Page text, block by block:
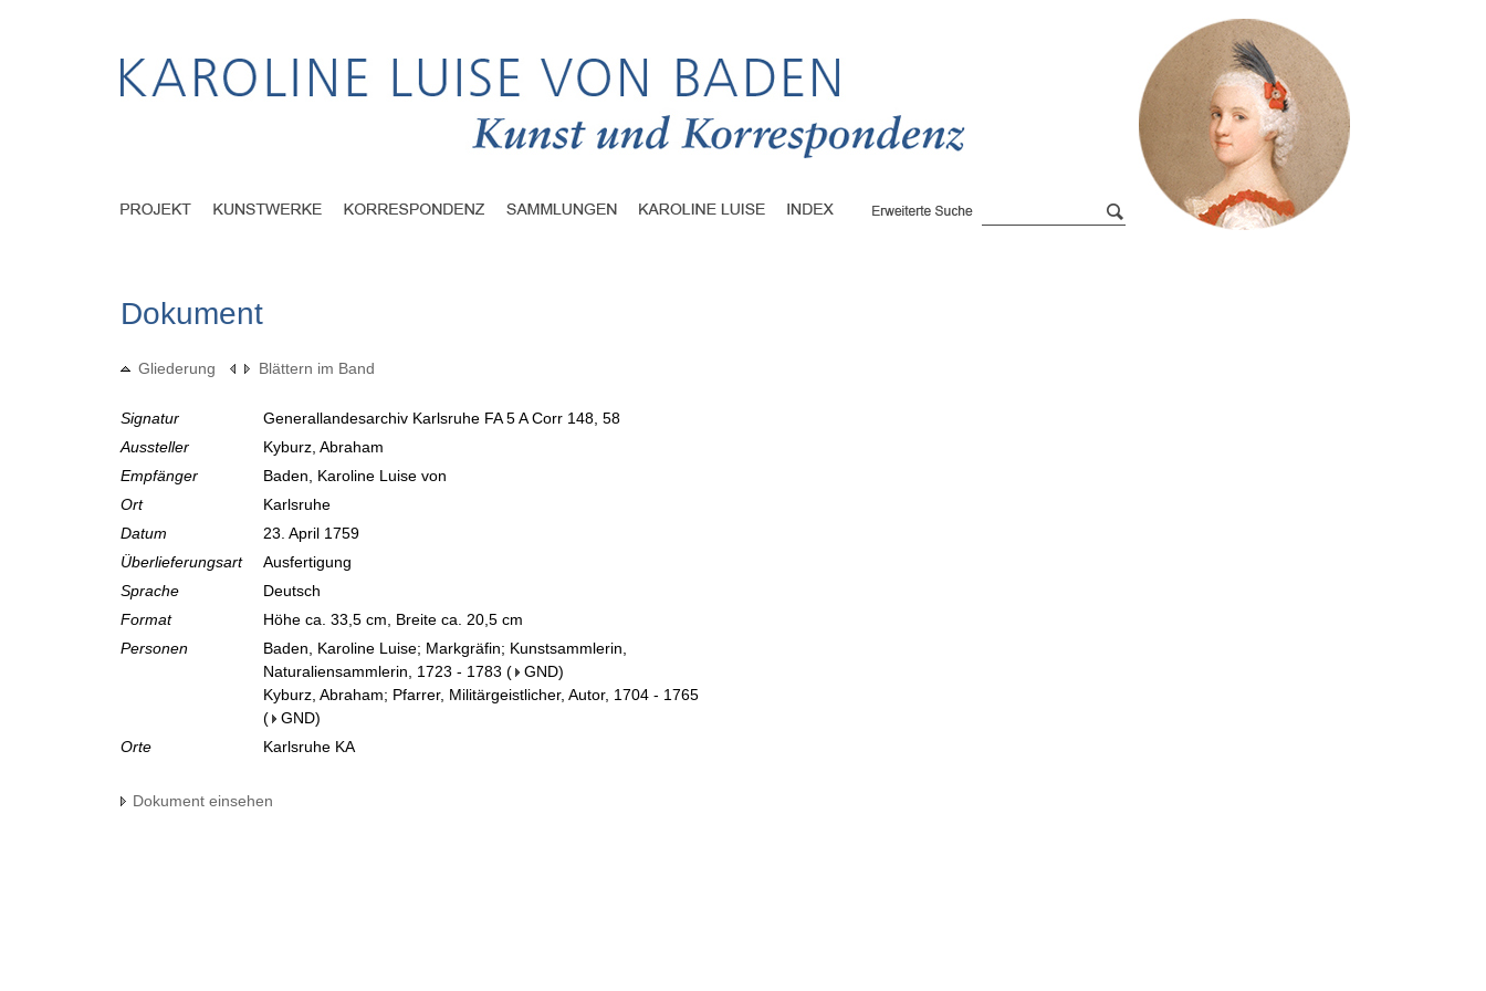
Dokument
Gliederung Blättern im Band
Signatur
Generallandesarchiv Karlsruhe FA 5 A Corr 148, 58
Aussteller
Kyburz, Abraham
Empfänger
Baden, Karoline Luise von
Ort
Karlsruhe
Datum
23. April 1759
Überlieferungsart
Ausfertigung
Sprache
Deutsch
Format
Höhe ca. 33,5 cm, Breite ca. 20,5 cm
Personen
Baden, Karoline Luise; Markgräfin; Kunstsammlerin,
Naturaliensammlerin, 1723 - 1783 ( GND)
Kyburz, Abraham; Pfarrer, Militärgeistlicher, Autor, 1704 - 1765
(
GND)
Orte
Karlsruhe KA
Dokument einsehen